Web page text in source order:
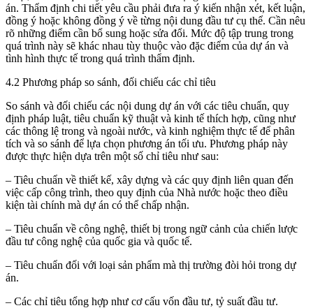
án. Thẩm định chi tiết yêu cầu phải đưa ra ý kiến nhận xét, kết luận,
đồng ý hoặc không đồng ý về từng nội dung đầu tư cụ thể. Cần nêu
rõ những điểm cần bổ sung hoặc sửa đổi. Mức độ tập trung trong
quá trình này sẽ khác nhau tùy thuộc vào đặc điểm của dự án và
tình hình thực tế trong quá trình thẩm định.
4.2 Phương pháp so sánh, đối chiếu các chỉ tiêu
So sánh và đối chiếu các nội dung dự án với các tiêu chuẩn, quy
định pháp luật, tiêu chuẩn kỹ thuật và kinh tế thích hợp, cũng như
các thông lệ trong và ngoài nước, và kinh nghiệm thực tế để phân
tích và so sánh để lựa chọn phương án tối ưu. Phương pháp này
được thực hiện dựa trên một số chỉ tiêu như sau:
– Tiêu chuẩn về thiết kế, xây dựng và các quy định liên quan đến
việc cấp công trình, theo quy định của Nhà nước hoặc theo điều
kiện tài chính mà dự án có thể chấp nhận.
– Tiêu chuẩn về công nghệ, thiết bị trong ngữ cảnh của chiến lược
đầu tư công nghệ của quốc gia và quốc tế.
– Tiêu chuẩn đối với loại sản phẩm mà thị trường đòi hỏi trong dự
án.
– Các chỉ tiêu tổng hợp như cơ cấu vốn đầu tư, tỷ suất đầu tư.